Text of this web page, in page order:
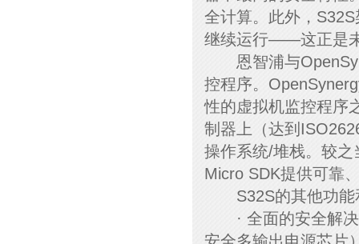
全计算。此外，
继续运行——这正是
恩智浦与
控程序。
性的虚拟机监控程序
制器上（达到
操作系统/堆栈。较
Micro SDK提供可靠
S32S的其他功能
· 全面的安全解决